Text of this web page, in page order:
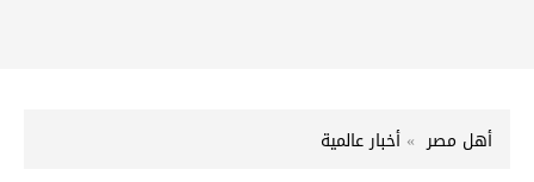
أهل مصر أخبار عالمية